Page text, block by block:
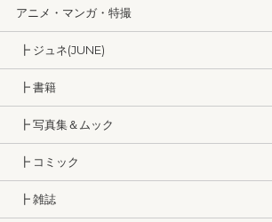
アニメ・マンガ・特撮
┣ ジュネ(JUNE)
┣ 書籍
┣ 写真集＆ムック
┣ コミック
┣ 雑誌